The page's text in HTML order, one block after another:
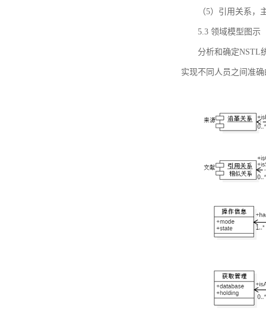
（5）引用关系，
5.3 领域模型图示
分析和确定NSTL
实现不同人员之间准